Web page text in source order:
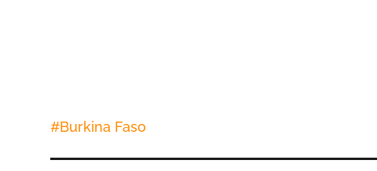
#Burkina Faso